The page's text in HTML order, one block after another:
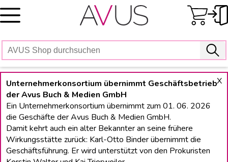
Skip
to
X
Unternehmerkonsortium übernimmt Geschäftsbetrieb
der Avus Buch & Medien GmbH
Ein Unternehmerkonsortium übernimmt zum 01. 06. 2026
die Geschäfte der Avus Buch & Medien GmbH.
Damit kehrt auch ein alter Bekannter an seine frühere
Wirkungsstätte zurück: Karl-Otto Binder übernimmt die
Geschäftsführung. Er wird unterstützt von den Prokuristen